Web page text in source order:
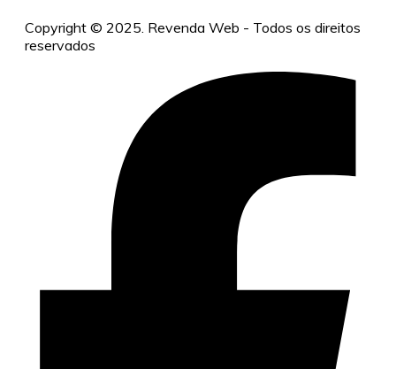
Copyright © 2025. Revenda Web - Todos os direitos
reservados